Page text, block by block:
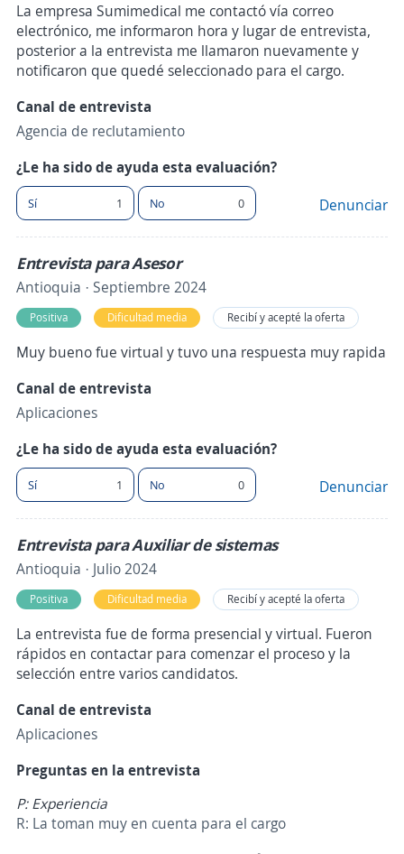
La empresa Sumimedical me contactó vía correo
electrónico, me informaron hora y lugar de entrevista,
posterior a la entrevista me llamaron nuevamente y
notificaron que quedé seleccionado para el cargo.
Canal de entrevista
Agencia de reclutamiento
¿Le ha sido de ayuda esta evaluación?
Sí 1 No 0 Denunciar
Entrevista para Asesor
Antioquia · Septiembre 2024
Positiva Dificultad media Recibí y acepté la oferta
Muy bueno fue virtual y tuvo una respuesta muy rapida
Canal de entrevista
Aplicaciones
¿Le ha sido de ayuda esta evaluación?
Sí 1 No 0 Denunciar
Entrevista para Auxiliar de sistemas
Antioquia · Julio 2024
Positiva Dificultad media Recibí y acepté la oferta
La entrevista fue de forma presencial y virtual. Fueron
rápidos en contactar para comenzar el proceso y la
selección entre varios candidatos.
Canal de entrevista
Aplicaciones
Preguntas en la entrevista
P: Experiencia
R: La toman muy en cuenta para el cargo